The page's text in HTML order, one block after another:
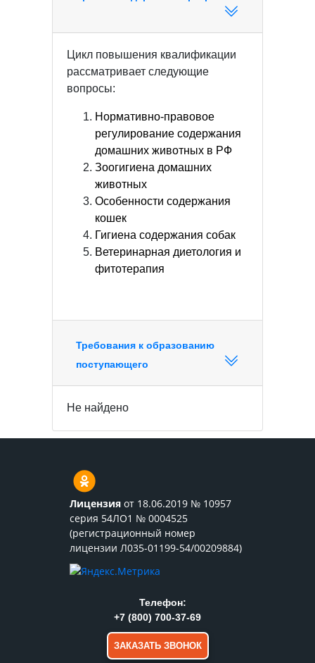
Цикл повышения квалификации
рассматривает следующие
вопросы:
Нормативно-правовое
регулирование содержания
домашних животных в РФ
Зоогигиена домашних
животных
Особенности содержания
кошек
Гигиена содержания собак
Ветеринарная диетология и
фитотерапия
Требования к образованию
поступающего
Не найдено
Лицензия от 18.06.2019 № 10957
серия 54ЛО1 № 0004525
(регистрационный номер
лицензии Л035-01199-54/00209884)
Телефон:
+7 (800) 700-37-69
ЗАКАЗАТЬ ЗВОНОК